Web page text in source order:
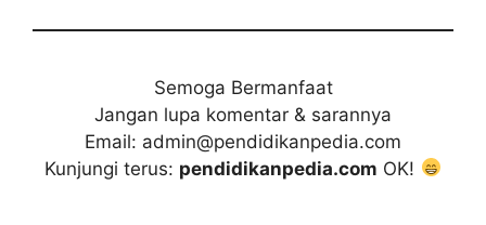
Semoga Bermanfaat
Jangan lupa komentar & sarannya
Email: admin@pendidikanpedia.com
Kunjungi terus: pendidikanpedia.com OK!